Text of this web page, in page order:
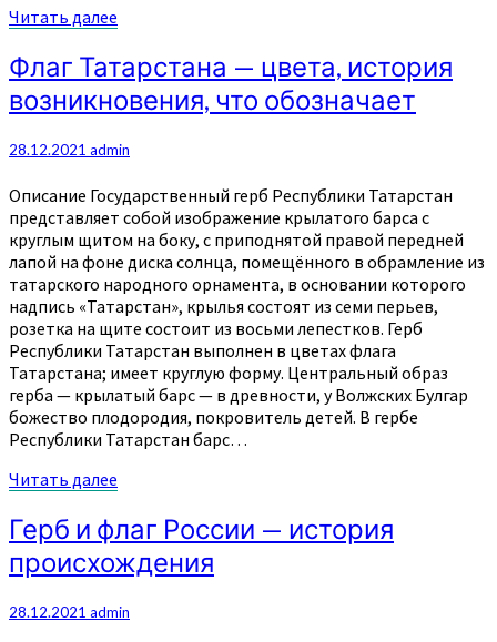
Читать далее
Флаг
Татарстана
—
история
что
обозначает
Флаг Татарстана — цвета, история
возникновения, что обозначает
28.12.2021 admin
Описание Государственный герб Республики Татарстан
представляет собой изображение крылатого барса с
круглым щитом на боку, с приподнятой правой передней
лапой на фоне диска солнца, помещённого в обрамление из
татарского народного орнамента, в основании которого
надпись «Татарстан», крылья состоят из семи перьев,
розетка на щите состоит из восьми лепестков. Герб
Республики Татарстан выполнен в цветах флага
Татарстана; имеет круглую форму. Центральный образ
герба — крылатый барс — в древности, у Волжских Булгар
божество плодородия, покровитель детей. В гербе
Республики Татарстан барс…
Читать далее
Герб
и
флаг
—
Герб и флаг России — история
происхождения
28.12.2021 admin